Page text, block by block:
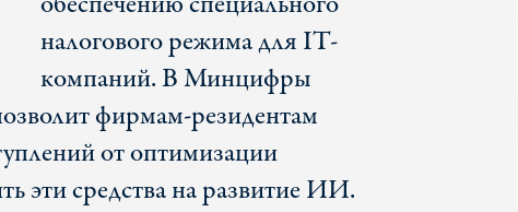
налогового режима для IT-
компаний. В Минцифры
фирмам-резидентам
от оптимизации
эти средства на развитие ИИ.